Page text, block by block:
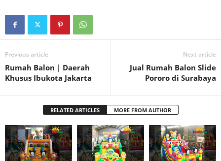
Previous article
Rumah Balon | Daerah
Khusus Ibukota Jakarta
Next article
Jual Rumah Balon Slide
Pororo di Surabaya
RELATED ARTICLES MORE FROM AUTHOR